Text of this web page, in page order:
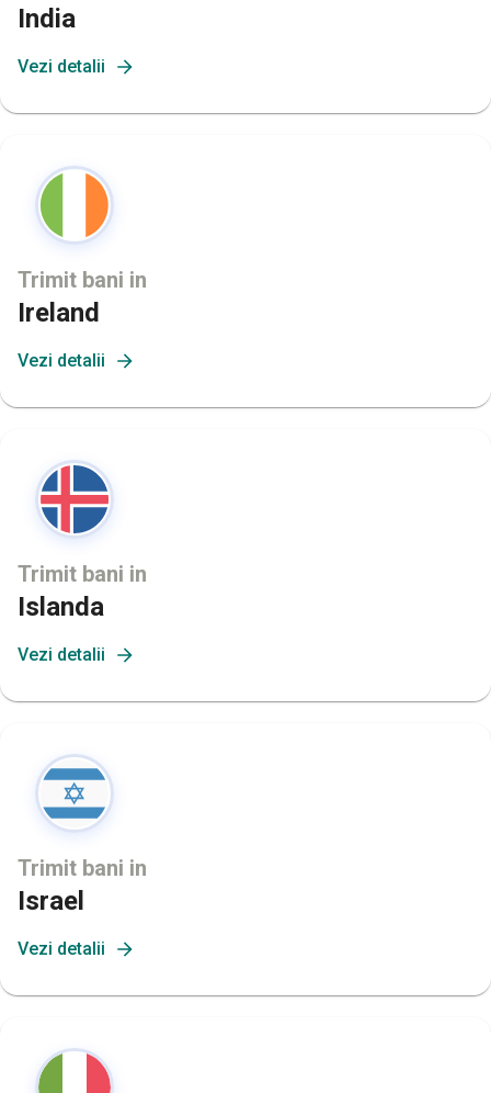
India
Vezi detalii
Trimit bani in
Ireland
Vezi detalii
Trimit bani in
Islanda
Vezi detalii
Trimit bani in
Israel
Vezi detalii